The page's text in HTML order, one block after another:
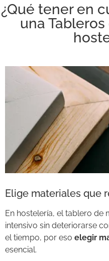
¿Qué tener en
una
Elige materiales que
En hostelería, el tablero de
intensivo sin deteriorarse
el tiempo, por eso elegir
esencial.